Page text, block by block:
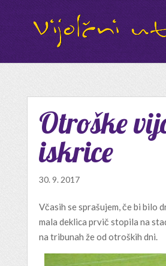
Otroške
iskrice
30. 9. 2017
Včasih se sprašujem, če bi bilo
mala deklica prvič stopila na
na tribunah že od otroških dni.